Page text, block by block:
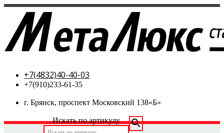
+7(4832)40-40-03
+7(910)233-61-35
г. Брянск, проспект Московский 138«Б»
Искать по артикулу